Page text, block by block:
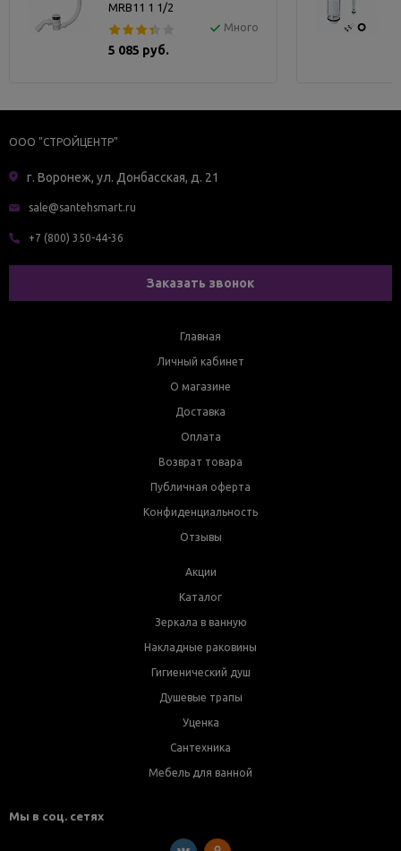
MRB11 1 1/2
Много
5 085 руб.
ООО "СТРОЙЦЕНТР"
г. Воронеж, ул. Донбасская, д. 21
sale@santehsmart.ru
+7 (800) 350-44-36
Заказать звонок
Главная
Личный кабинет
О магазине
Доставка
Оплата
Возврат товара
Публичная оферта
Конфиденциальность
Отзывы
Акции
Каталог
Зеркала в ванную
Накладные раковины
Гигиенический душ
Душевые трапы
Уценка
Сантехника
Мебель для ванной
Мы в соц. сетях